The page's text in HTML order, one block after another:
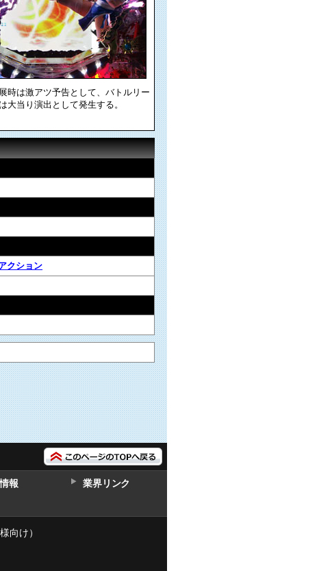
時は激アツ予告として、バトルリー
大当り演出として発生する。
クション
報 業界リンク
向け）